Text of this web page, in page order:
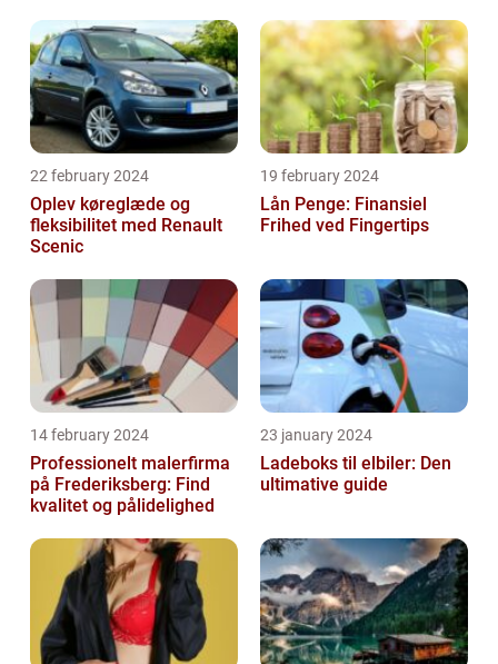
22 february 2024
Oplev køreglæde og
fleksibilitet med Renault
Scenic
19 february 2024
Lån Penge: Finansiel
Frihed ved Fingertips
14 february 2024
Professionelt malerfirma
på Frederiksberg: Find
kvalitet og pålidelighed
23 january 2024
Ladeboks til elbiler: Den
ultimative guide